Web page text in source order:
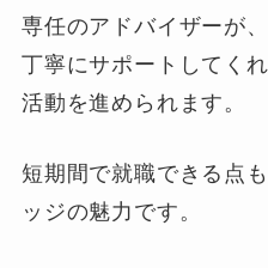
専任のアドバイザーが
丁寧にサポートしてく
活動を進められます。
短期間で就職できる点
ッジの魅力です。